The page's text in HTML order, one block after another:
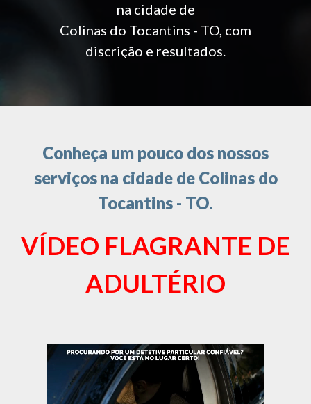
na cidade de
Colinas do Tocantins - TO, com
discrição e resultados.
Conheça um pouco dos nossos
serviços na cidade de Colinas do
Tocantins - TO.
VÍDEO FLAGRANTE DE
ADULTÉRIO